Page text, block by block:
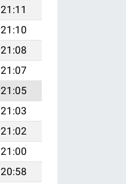
21:11
21:10
21:08
21:07
21:05
21:03
21:02
21:00
20:58